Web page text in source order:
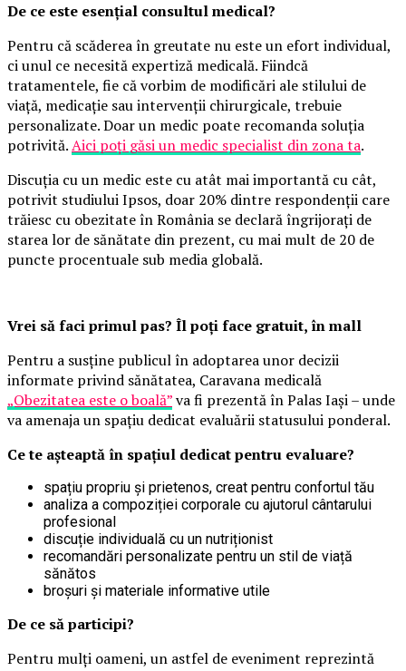
De ce este esențial consultul medical?
Pentru că scăderea în greutate nu este un efort individual,
ci unul ce necesită expertiză medicală. Fiindcă
tratamentele, fie că vorbim de modificări ale stilului de
viață, medicație sau intervenții chirurgicale, trebuie
personalizate. Doar un medic poate recomanda soluția
potrivită.Aici poți găsi un medic specialist din zona ta.
Discuția cu un medic este cu atât mai importantă cu cât,
potrivit studiului Ipsos, doar 20% dintre respondenții care
trăiesc cu obezitate în România se declară îngrijorați de
starea lor de sănătate din prezent, cu mai mult de 20 de
puncte procentuale sub media globală.
Vrei să faci primul pas? Îl poți face gratuit, în mall
Pentru a susține publicul în adoptarea unor decizii
informate privind sănătatea, Caravana medicală
„Obezitatea este o boală”va fi prezentă în Palas Iași – unde
va amenaja un spațiu dedicat evaluării statusului ponderal.
Ce te așteaptă în spațiul dedicat pentru evaluare?
spațiu propriu și prietenos, creat pentru confortul tău
analiza a compoziției corporale cu ajutorul cântarului
profesional
discuție individuală cu un nutriționist
recomandări personalizate pentru un stil de viață
sănătos
broșuri și materiale informative utile
De ce să participi?
Pentru mulți oameni, un astfel de eveniment reprezintă